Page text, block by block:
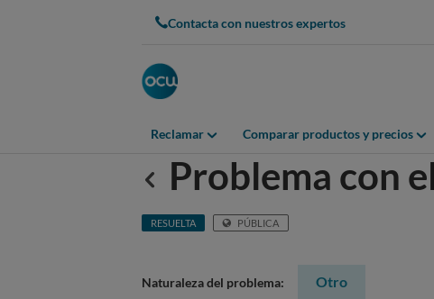
Contacta con nuestros expertos
Reclamar Comparar productos y precios
Anterior
Problema con
RESUELTA PÚBLICA
Naturaleza del problema: Otro